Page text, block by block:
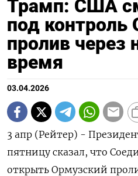
Трамп: США
под контроль
пролив через
время
03.04.2026
3 апр (Рейтер) -
пятницу сказал, ​что
‌открыть Ормузский